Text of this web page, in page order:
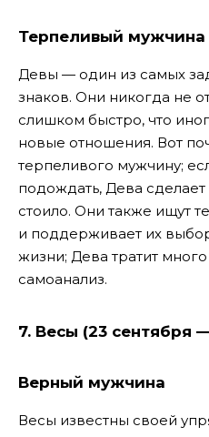
Терпеливый мужчина
Девы — один из самых
знаков. Они никогда не
слишком быстро, что
новые отношения. Вот
терпеливого мужчину;
подождать, Дева сделает
стоило. Они также ищут
и поддерживает их
жизни; Дева тратит
самоанализ.
7. Весы (23 сентября
Верный мужчина
Весы известны своей